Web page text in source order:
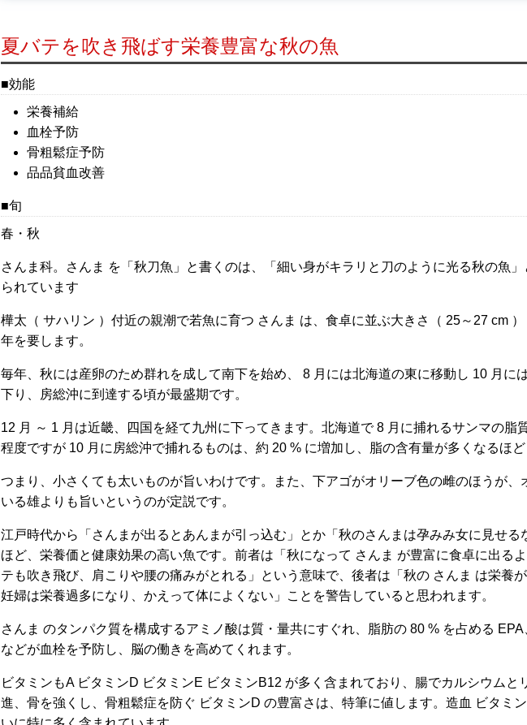
夏バテを吹き飛ばす栄養豊富な秋の魚
効能
栄養補給
血栓予防
骨粗鬆症予防
品品貧血改善
旬
春・秋
さんま科。さんま を「秋刀魚」と書くのは、「細い身がキラリと刀のように光る秋の魚
られています
樺太（ サハリン ）付近の親潮で若魚に育つ さんま は、食卓に並ぶ大きさ（ 25～27 cm
年を要します。
毎年、秋には産卵のため群れを成して南下を始め、 8 月には北海道の東に移動し 10 月に
下り、房総沖に到達する頃が最盛期です。
12 月 ～ 1 月は近畿、四国を経て九州に下ってきます。北海道で 8 月に捕れるサンマの脂
程度ですが 10 月に房総沖で捕れるものは、約 20 % に増加し、脂の含有量が多くなるほど
つまり、小さくても太いものが旨いわけです。また、下アゴがオリーブ色の雌のほうが、
いる雄よりも旨いというのが定説です。
江戸時代から「さんまが出るとあんまが引っ込む」とか「秋のさんまは孕みみ女に見せる
ほど、栄養価と健康効果の高い魚です。前者は「秋になって さんま が豊富に食卓に出る
テも吹き飛び、肩こりや腰の痛みがとれる」という意味で、後者は「秋の さんま は栄養が
妊婦は栄養過多になり、かえって体によくない」ことを警告していると思われます。
さんま のタンパク質を構成するアミノ酸は質・量共にすぐれ、脂肪の 80 % を占める
などが血栓を予防し、脳の働きを高めてくれます。
ビタミンもA ビタミンD ビタミンE ビタミンB12 が多く含まれており、腸でカルシウムと
進、骨を強くし、骨粗鬆症を防ぐ ビタミンD の豊富さは、特筆に値します。造血 ビタミ